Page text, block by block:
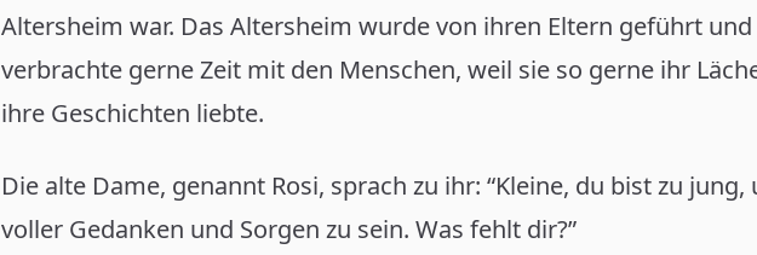
Altersheim war. Das Altersheim wurde von ihren Eltern geführt und
verbrachte gerne Zeit mit den Menschen, weil sie so gerne ihr
ihre Geschichten liebte.
Die alte Dame, genannt Rosi, sprach zu ihr: “Kleine, du bist zu jung,
voller Gedanken und Sorgen zu sein. Was fehlt dir?”